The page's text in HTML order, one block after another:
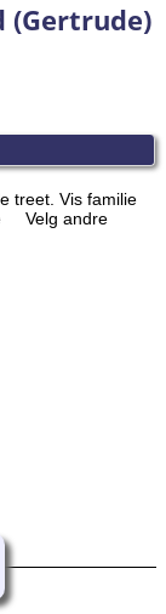
(Gertrude)
treet. Vis familie
Velg andre